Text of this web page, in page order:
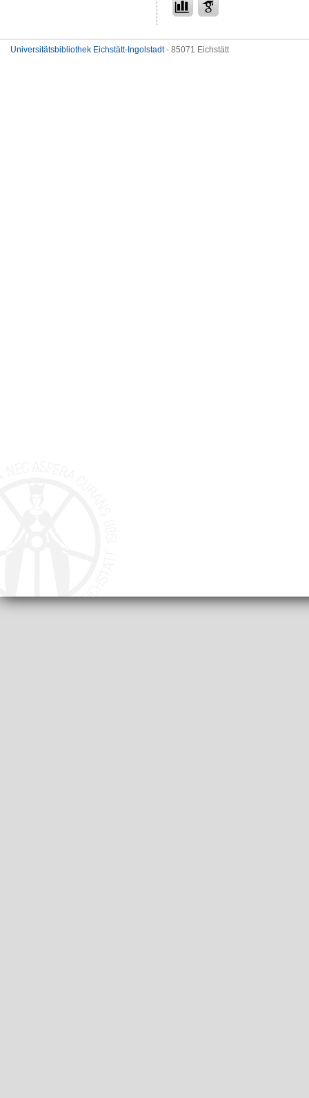
Universitätsbibliothek Eichstätt-Ingolstadt- 85071 Eichstätt